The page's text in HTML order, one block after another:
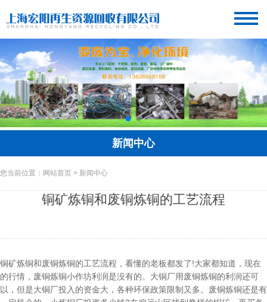
新闻中心
您当前位置：网站首页 > 新闻中心
铜矿炼铜和废铜炼铜的工艺流程
铜矿炼铜和废铜炼铜的工艺流程，看懂的老板都发了!大家都知道，现在
的行情，废铜炼铜小作坊利润是没有的。大铜厂用废铜炼铜的利润还可
以，但是大铜厂投入的资金大，各种环保政策限制又多。废铜炼铜还是有